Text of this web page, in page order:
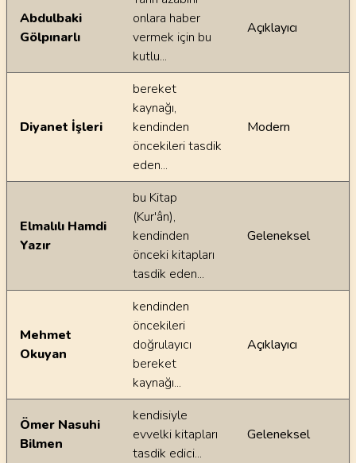
Abdulbaki
Gölpınarlı
onlara haber
vermek için bu
kutlu...
Açıklayıcı
Diyanet İşleri
bereket
kaynağı,
kendinden
öncekileri tasdik
eden...
Modern
Elmalılı Hamdi
Yazır
bu Kitap
(Kur'ân),
kendinden
önceki kitapları
tasdik eden...
Geleneksel
Mehmet
Okuyan
kendinden
öncekileri
doğrulayıcı
bereket
kaynağı...
Açıklayıcı
Ömer Nasuhi
Bilmen
kendisiyle
evvelki kitapları
tasdik edici...
Geleneksel